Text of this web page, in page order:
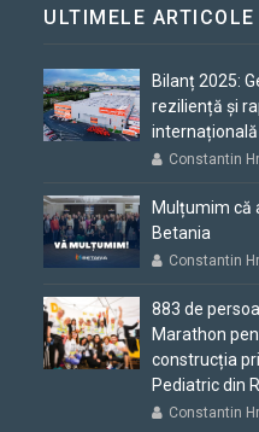
ULTIMELE ARTICOLE
Bilanț 2025:
reziliență și
internațională
Constantin
Mulțumim că
Betania
Constantin
883 de
Marathon
construcția
Pediatric din
Constantin